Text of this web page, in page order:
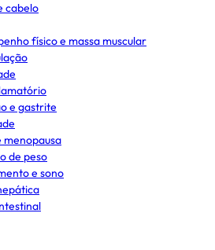
cabelo
físico e massa muscular
e gastrite
menopausa
de peso
e sono